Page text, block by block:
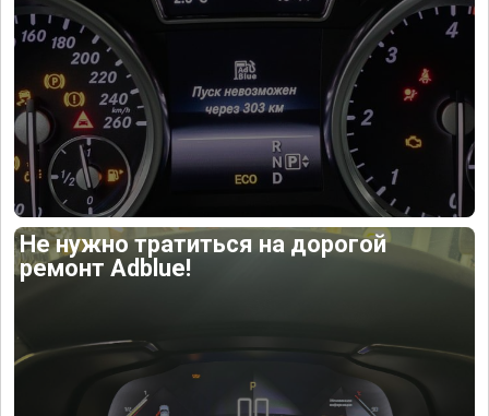
Не нужно тратиться на дорогой
ремонт Adblue!